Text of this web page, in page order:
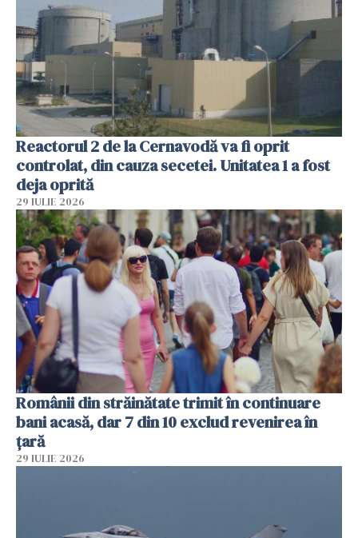
Reactorul 2 de la Cernavodă va fi oprit
controlat, din cauza secetei. Unitatea 1 a fost
deja oprită
29 IULIE 2026
Românii din străinătate trimit în continuare
bani acasă, dar 7 din 10 exclud revenirea în
țară
29 IULIE 2026